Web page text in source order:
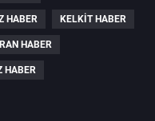
HABER KELKIT HABER
HABER
HABER